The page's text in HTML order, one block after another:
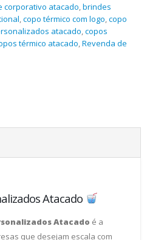
corporativo atacado,brindes
,copo térmico com logo,copo
atacado,copos
térmico atacado,Revenda de
Atacado
Atacado é a
que desejam escala com